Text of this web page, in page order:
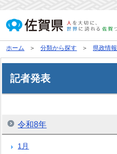
ホーム 分類から探す 県政情報
記者発表
令和8年
1月